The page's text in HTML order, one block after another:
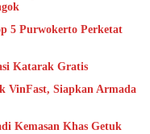
5 Purwokerto Perketat
Katarak Gratis
VinFast, Siapkan Armada
Kemasan Khas Getuk